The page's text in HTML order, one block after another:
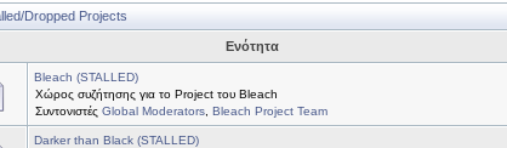
Dropped Projects
Ενότητα
Bleach (STALLED)
Χώρος συζήτησης για το Project του Bleach
Συντονιστές Global Moderators, Bleach Project Team
Darker than Black (STALLED)